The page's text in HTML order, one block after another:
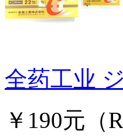
全药工业
￥190元（